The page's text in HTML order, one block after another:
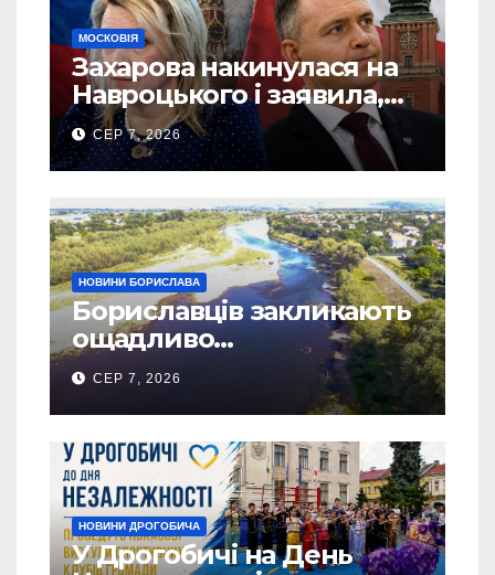
МОСКОВІЯ
Захарова накинулася на
Навроцького і заявила,
що Польща зобов’язана
існуванням Сталіну
СЕР 7, 2026
НОВИНИ БОРИСЛАВА
Бориславців закликають
ощадливо
використовувати воду
СЕР 7, 2026
НОВИНИ ДРОГОБИЧА
У Дрогобичі на День